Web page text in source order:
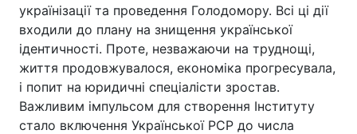
українізації та проведення Голодомору. Всі ці дії
входили до плану на знищення української
ідентичності. Проте, незважаючи на труднощі,
життя продовжувалося, економіка прогресувала,
і попит на юридичні спеціалісти зростав.
Важливим імпульсом для створення Інституту
стало включення Української РСР до числа